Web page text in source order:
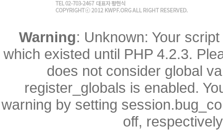
Warning: Unknown: Your
which existed until PHP 4.2.3.
does not consider global
register_globals is enabled.
warning by setting
off,